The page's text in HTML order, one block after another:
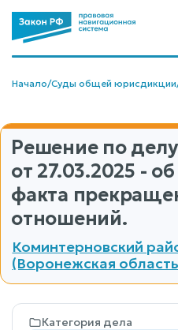
Начало/Суды общей юрисдикции
Решение по делу
от 27.03.2025 -
факта
отношений.
Коминтерновский
(Воронежская
Категория дела